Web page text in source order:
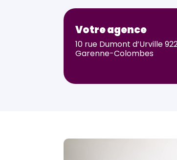
Votre agence
10 rue Dumont d’Urville
Garenne-Colombes